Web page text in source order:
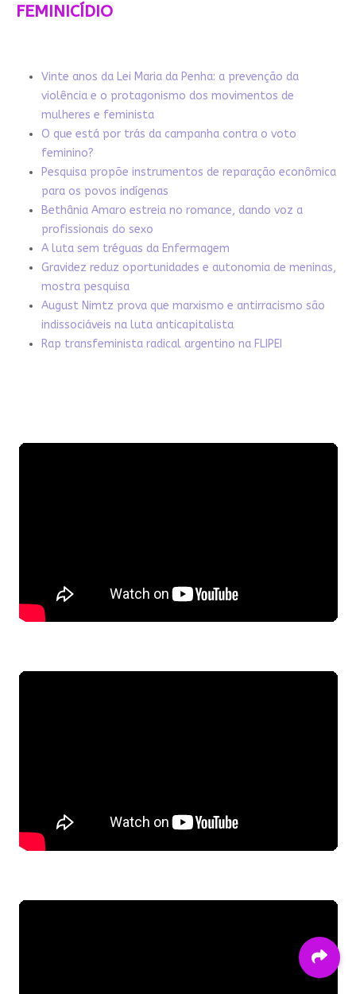
FEMINICÍDIO
Vinte anos da Lei Maria da Penha: a prevenção da
violência e o protagonismo dos movimentos de
mulheres e feminista
O que está por trás da campanha contra o voto
feminino?
Pesquisa propõe instrumentos de reparação econômica
para os povos indígenas
Bethânia Amaro estreia no romance, dando voz a
profissionais do sexo
A luta sem tréguas da Enfermagem
Gravidez reduz oportunidades e autonomia de meninas,
mostra pesquisa
August Nimtz prova que marxismo e antirracismo são
indissociáveis na luta anticapitalista
Rap transfeminista radical argentino na FLIPEI